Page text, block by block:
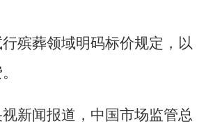
殡葬领域明码标价规定，以
新闻报道，中国市场监管总